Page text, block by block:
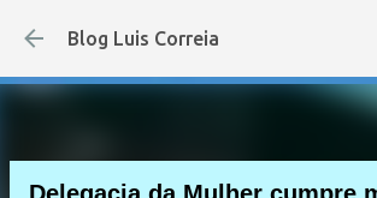
Pular para o conteúdo
Blog Luis Correia